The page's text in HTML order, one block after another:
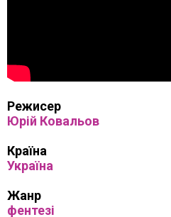
Режисер
Юрій Ковальов
Країна
Україна
Жанр
фентезі